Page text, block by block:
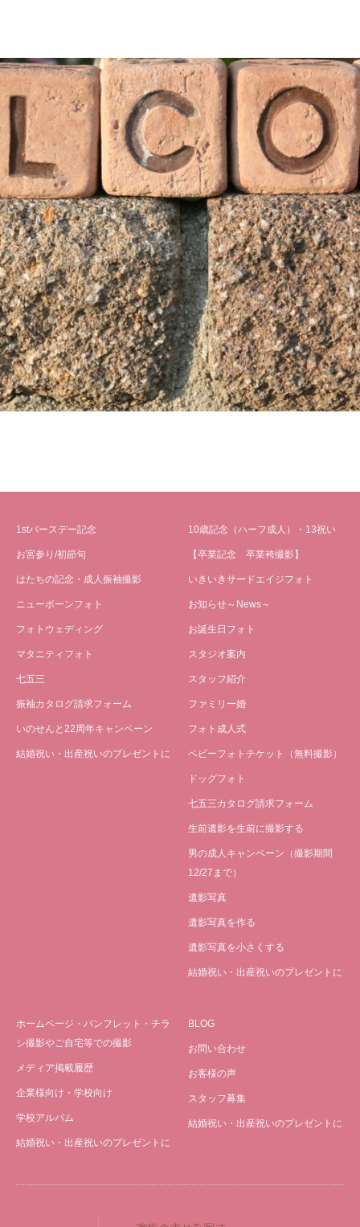
1stバースデー記念
お宮参り/初節句
はたちの記念・成人振袖撮影
ニューボーンフォト
フォトウェディング
マタニティフォト
七五三
振袖カタログ請求フォーム
いのせんと22周年キャンペーン
結婚祝い・出産祝いのプレゼントに
10歳記念（ハーフ成人）・13祝い
【卒業記念 卒業袴撮影】
いきいきサードエイジフォト
お知らせ～News～
お誕生日フォト
スタジオ案内
スタッフ紹介
ファミリー婚
フォト成人式
ベビーフォトチケット（無料撮影）
ドッグフォト
七五三カタログ請求フォーム
生前遺影を生前に撮影する
男の成人キャンペーン（撮影期間
12/27まで）
遺影写真
遺影写真を作る
遺影写真を小さくする
結婚祝い・出産祝いのプレゼントに
ホームページ・パンフレット・チラ
シ撮影やご自宅等での撮影
メディア掲載履歴
企業様向け・学校向け
学校アルバム
結婚祝い・出産祝いのプレゼントに
BLOG
お問い合わせ
お客様の声
スタッフ募集
結婚祝い・出産祝いのプレゼントに